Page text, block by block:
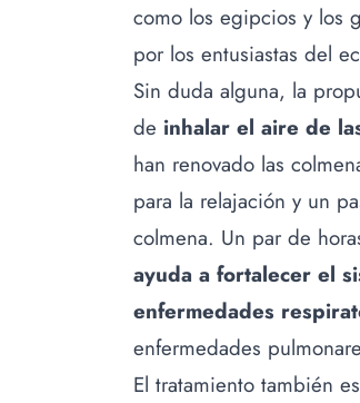
como los egipcios y los
por los entusiastas del
Sin duda alguna, la
de inhalar el aire de
han renovado las
para la relajación y un
colmena. Un par de
ayuda a fortalecer el
enfermedades
enfermedades
El tratamiento también